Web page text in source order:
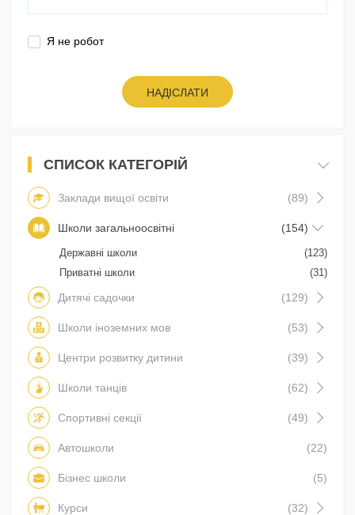
Я не робот
НАДІСЛАТИ
СПИСОК КАТЕГОРІЙ
Заклади вищої освіти (89)
Школи загальноосвітні (154)
Державні школи
(123)
Приватні школи
(31)
Дитячі садочки (129)
Школи іноземних мов (53)
Центри розвитку дитини (39)
Школи танців (62)
Спортивні секції (49)
Автошколи (22)
Бізнес школи (5)
Курси (32)